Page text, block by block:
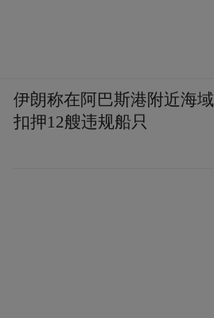
伊朗称在阿巴斯港附近海域
扣押12艘违规船只